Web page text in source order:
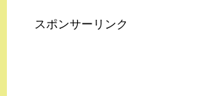
スポンサーリンク